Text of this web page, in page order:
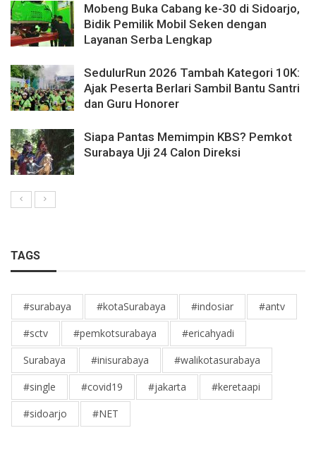
Mobeng Buka Cabang ke-30 di Sidoarjo,
Bidik Pemilik Mobil Seken dengan
Layanan Serba Lengkap
SedulurRun 2026 Tambah Kategori 10K:
Ajak Peserta Berlari Sambil Bantu Santri
dan Guru Honorer
Siapa Pantas Memimpin KBS? Pemkot
Surabaya Uji 24 Calon Direksi
TAGS
#surabaya #kotaSurabaya #indosiar
#antv
#sctv
#pemkotsurabaya
#ericahyadi
Surabaya
#inisurabaya
#walikotasurabaya
#single
#covid19 #jakarta
#keretaapi
#sidoarjo
#NET